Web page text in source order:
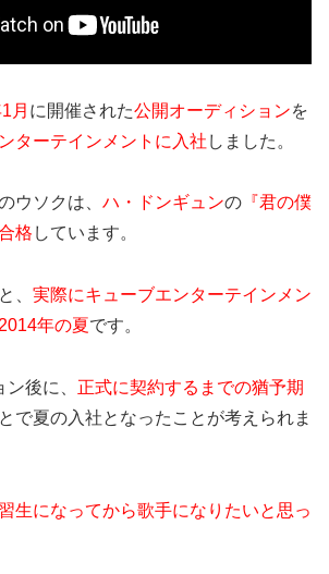
月 に開催された公開オーディションを
ターテインメントに入社 しました。
ウソクは、 ハ・ドンギュンの 『君の僕
格 しています。
、 実際にキューブエンターテインメン
2014年の夏です。
後に、 正式に契約するまでの猶予期
で夏の入社となったことが考えられま
生になってから歌手になりたいと思っ